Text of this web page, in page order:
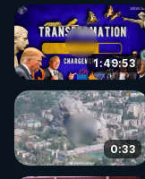
le code :
1:49:53
0:33